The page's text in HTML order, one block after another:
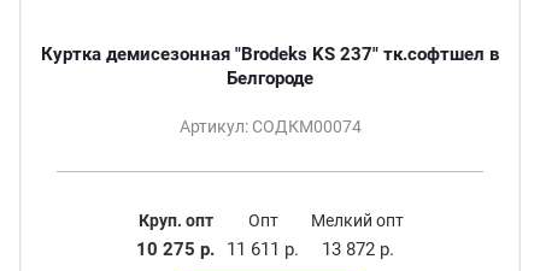
Куртка демисезонная "Brodeks KS 237" тк.софтшел в
Белгороде
Артикул: СОДКМ00074
Круп. опт
10 275 р.
Опт
11 611 р.
Мелкий опт
13 872 р.